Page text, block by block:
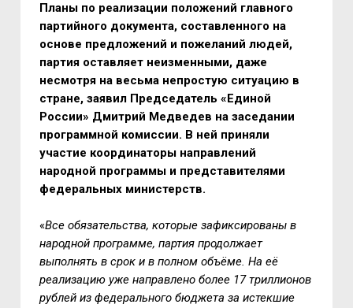
Планы по реализации положений главного
партийного документа, составленного на
основе предложений и пожеланий людей,
партия оставляет неизменными, даже
несмотря на весьма непростую ситуацию в
стране, заявил Председатель «Единой
России» Дмитрий Медведев на заседании
программной комиссии. В ней приняли
участие координаторы направлений
народной программы и представителями
федеральных министерств.
«Все обязательства, которые зафиксированы в
народной программе, партия продолжает
выполнять в срок и в полном объёме. На её
реализацию уже направлено более 17 триллионов
рублей из федерального бюджета за истекшие